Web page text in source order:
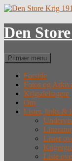
Hop
indhold
Den
Søg
Primær menu
Forside
Fotos og
Krigsdeltagere
Om
Lister, links &
Litteratur
Lister
Liste